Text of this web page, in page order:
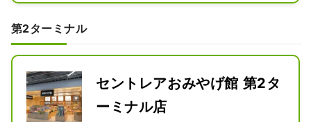
酵調味料に加え、この免税店は日本全
第2ターミナル
セントレアおみやげ館 第2タ
ーミナル店